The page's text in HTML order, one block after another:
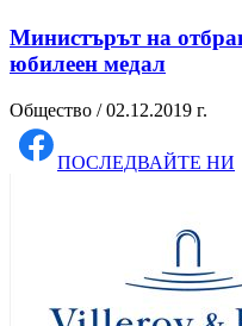
Министърът на
юбилеен медал
Общество / 02.12.2019 г.
ПОСЛЕДВАЙТЕ НИ